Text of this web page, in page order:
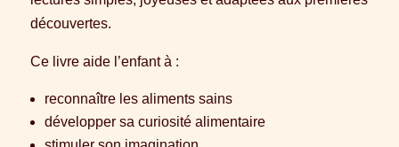
découvertes.
Ce livre aide l’enfant à :
reconnaître les aliments sains
développer sa curiosité alimentaire